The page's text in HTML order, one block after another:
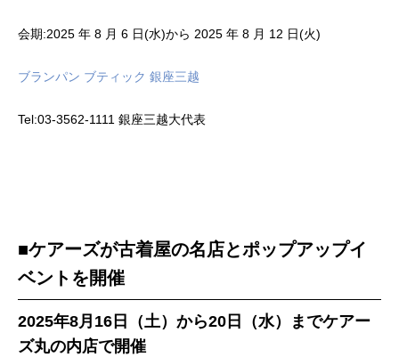
会期:2025 年 8 月 6 日(水)から 2025 年 8 月 12 日(火)
ブランパン ブティック 銀座三越
Tel:03-3562-1111 銀座三越大代表
■ケアーズが古着屋の名店とポップアップイ
ベントを開催
2025年8月16日（土）から20日（水）までケアー
ズ丸の内店で開催